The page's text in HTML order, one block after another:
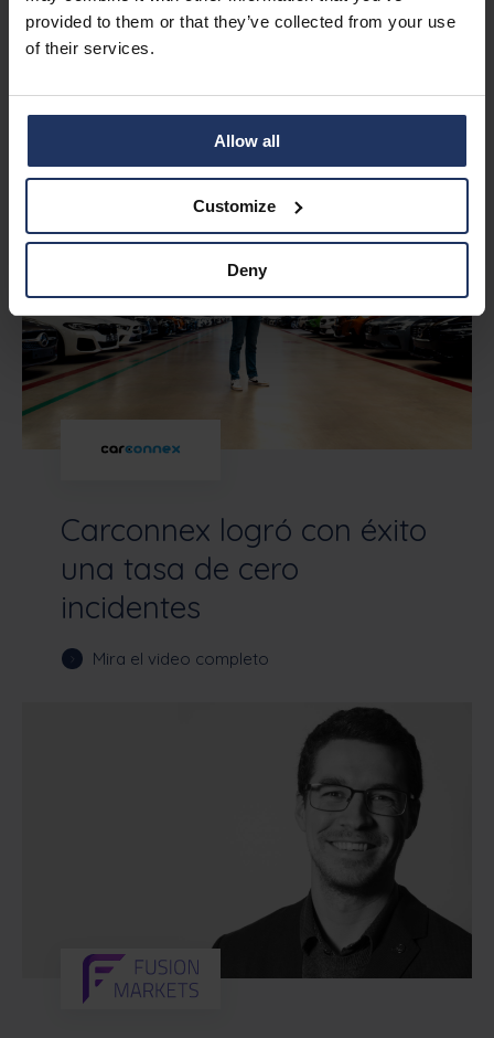
provided to them or that they’ve collected from your use
of their services.
Allow all
Customize
Deny
causados por errores
Mira el video completo
Carconnex logró con éxito
una tasa de cero
incidentes
Mira el video completo